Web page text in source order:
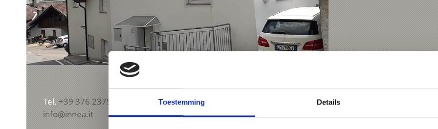
Toestemming Details
Tel. +39 376 2379921
info@innea.it